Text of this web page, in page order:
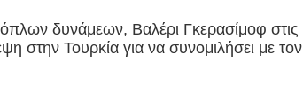
δυνάμεων, Βαλέρι Γκερασίμοφ στις
στην Τουρκία για να συνομιλήσει με τον